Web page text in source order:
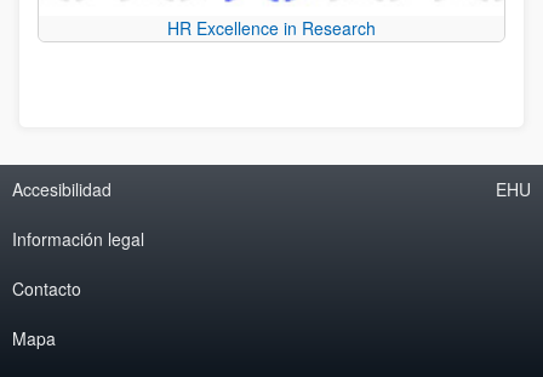
HR Excellence in Research
Accesibilidad
Información legal
Contacto
Mapa
EHU